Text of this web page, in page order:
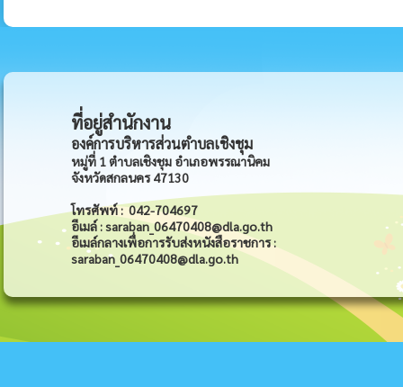
ที่อยู่สำนักงาน
องค์การบริหารส่วนตำบลเชิงชุม
หมู่ที่ 1 ตำบลเชิงชุม อำเภอพรรณานิคม
จังหวัดสกลนคร 47130
โทรศัพท์ : 042-704697
อีเมล์ : saraban_06470408@dla.go.th
อีเมล์กลางเพื่อการรับส่งหนังสือราชการ :
saraban_06470408@dla.go.th